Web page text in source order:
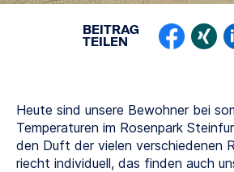
BEITRAG
TEILEN
Heute sind unsere Bewohner bei
Temperaturen im Rosenpark
den Duft der vielen verschiedenen
riecht individuell, das finden auch